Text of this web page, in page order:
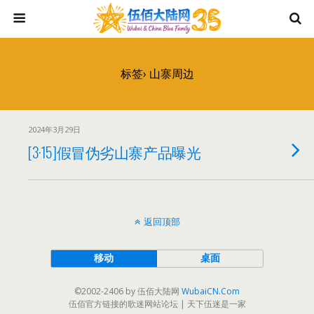
标签› 山寨周边
2024年3月29日
[3·15]假冒伪劣山寨产品曝光
返回顶部
移动 桌面
©2002-2406 by 伍佰大陆网 WubaiCN.Com
伍佰官方链接的歌迷网站论坛 | 天下伍迷是一家